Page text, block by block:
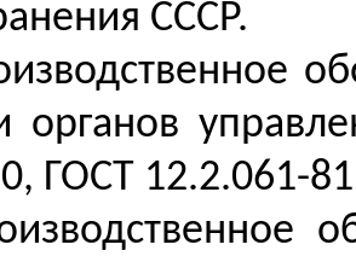
СССР.
органов
ГОСТ 12.2.061-